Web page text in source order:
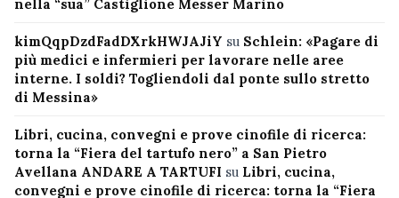
nella “sua” Castiglione Messer Marino
kimQqpDzdFadDXrkHWJAJiY su Schlein: «Pagare di
più medici e infermieri per lavorare nelle aree
interne. I soldi? Togliendoli dal ponte sullo stretto
di Messina»
Libri, cucina, convegni e prove cinofile di ricerca:
torna la “Fiera del tartufo nero” a San Pietro
Avellana ANDARE A TARTUFI su Libri, cucina,
convegni e prove cinofile di ricerca: torna la “Fiera